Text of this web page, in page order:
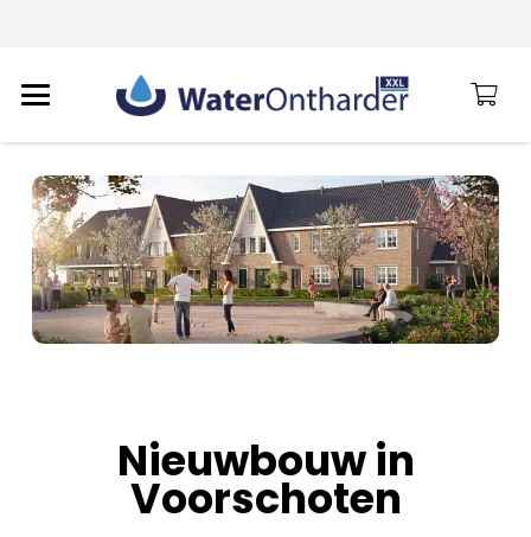
Nieuwbouw in
Voorschoten